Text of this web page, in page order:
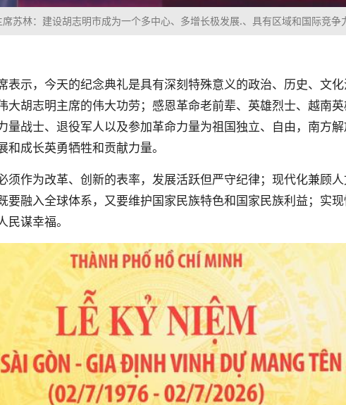
苏林：建设胡志明市成为一个多中心、多增长极发展.、具有区域和国际竞争
表示，今天的纪念典礼是具有深刻特殊意义的政治、历史、文
大胡志明主席的伟大功劳；感恩革命老前辈、英雄烈士、越南
量战士、退役军人以及参加革命力量为祖国独立、自由，南方
成长英勇牺牲和贡献力量。
须作为改革、创新的表率，发展活跃但严守纪律；现代化兼顾
要融入全球体系，又要维护国家民族特色和国家民族利益；实
谋幸福。